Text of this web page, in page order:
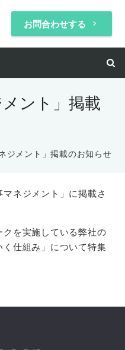
お問合わせする keyboard_arrow_right
メント」掲載
ジメント」掲載のお知らせ
ネジメント」に掲載さ
を実施している弊社の
く仕組み」について特集